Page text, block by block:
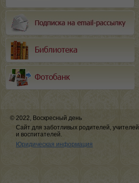
© 2022, Воскресный день
Сайт для заботливых родителей, учителей
и воспитателей.
Юридическая информация